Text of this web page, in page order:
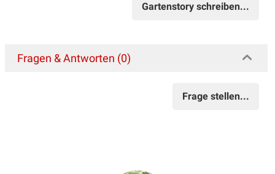
Gartenstory schreiben...
Fragen & Antworten (0)
Frage stellen...